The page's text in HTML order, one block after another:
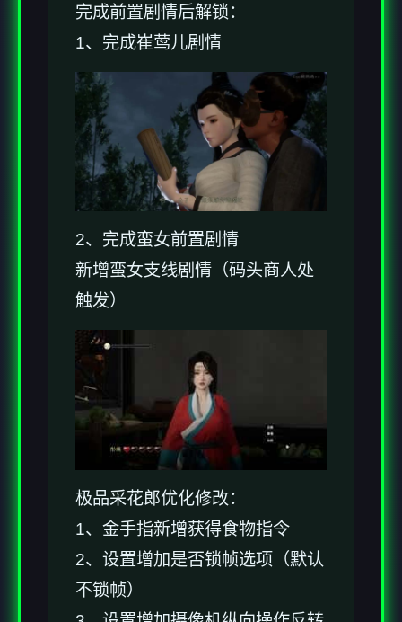
完成前置剧情后解锁：
1、完成崔莺儿剧情
2、完成蛮女前置剧情
新增蛮女支线剧情（码头商人处
触发）
极品采花郎优化修改：
1、金手指新增获得食物指令
2、设置增加是否锁帧选项（默认
不锁帧）